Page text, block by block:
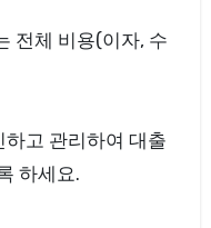
전체 비용(이자, 수
고 관리하여 대출
하세요.